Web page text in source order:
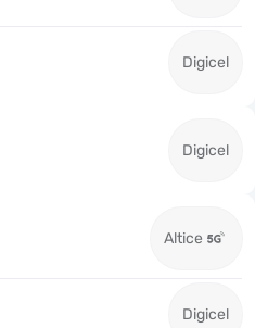
Digicel
Digicel
Altice
Digicel